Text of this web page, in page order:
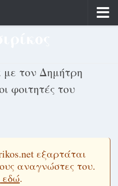
με τον Δημήτρη
φοιτητές του
εξαρτάται
αναγνώστες του.
εδώ.